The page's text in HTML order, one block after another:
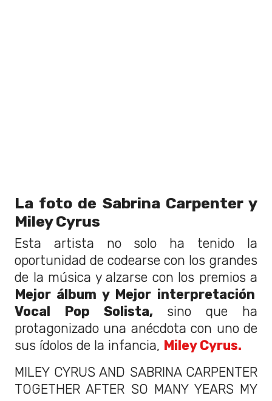
La foto de Sabrina Carpenter y
Miley Cyrus
Esta artista no solo ha tenido la
oportunidad de codearse con los grandes
de la música y alzarse con los premios a
Mejor álbum y Mejor interpretación
Vocal Pop Solista,sino que ha
protagonizado una anécdota con uno de
sus ídolos de la infancia, Miley Cyrus.
MILEY CYRUS AND SABRINA CARPENTER
TOGETHER AFTER SO MANY YEARS MY